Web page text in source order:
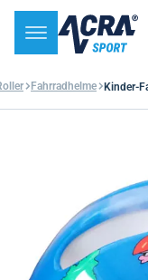
Fahrradhelme Kinder-